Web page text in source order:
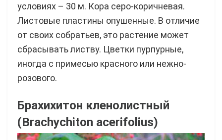
условиях – 30 м. Кора серо-коричневая.
Листовые пластины опушенные. В отличие
от своих собратьев, это растение может
сбрасывать листву. Цветки пурпурные,
иногда с примесью красного или нежно-
розового.
Брахихитон кленолистный
(Brachychiton acerifolius)